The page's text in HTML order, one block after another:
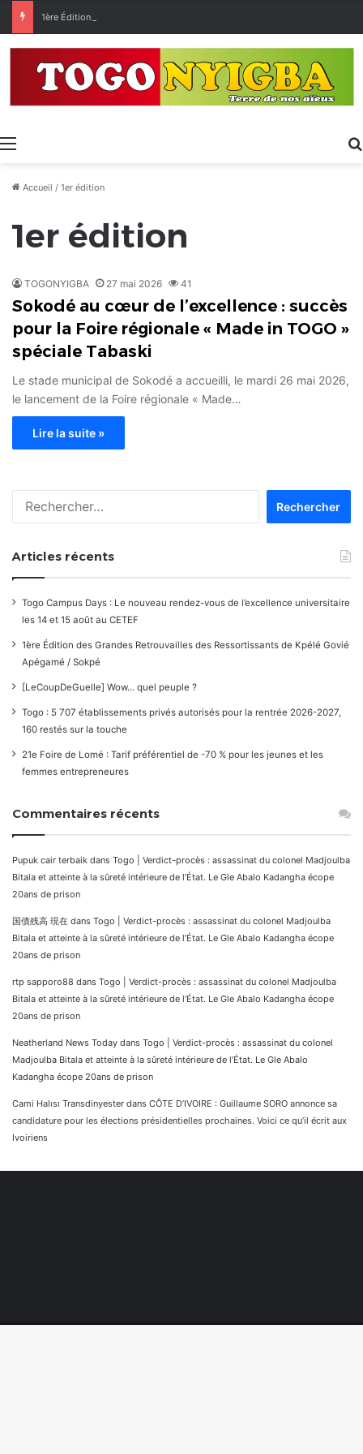
Menu
Accueil / 1er édition
1er édition
TOGONYIGBA 27 mai 2026 41
Sokodé au cœur de l’excellence : succès
pour la Foire régionale « Made in TOGO »
spéciale Tabaski
Le stade municipal de Sokodé a accueilli, le mardi 26 mai 2026,
le lancement de la Foire régionale « Made…
Lire la suite »
Articles récents
Togo Campus Days : Le nouveau rendez-vous de l’excellence universitaire
les 14 et 15 août au CETEF
1ère Édition des Grandes Retrouvailles des Ressortissants de Kpélé Govié
Apégamé / Sokpé
[LeCoupDeGuelle] Wow… quel peuple ?
Togo : 5 707 établissements privés autorisés pour la rentrée 2026-2027,
160 restés sur la touche
21e Foire de Lomé : Tarif préférentiel de -70 % pour les jeunes et les
femmes entrepreneures
Commentaires récents
Pupuk cair terbaik dans Togo | Verdict-procès : assassinat du colonel Madjoulba
Bitala et atteinte à la sûreté intérieure de l’État. Le Gle Abalo Kadangha écope
20ans de prison
国債残高 現在 dans Togo | Verdict-procès : assassinat du colonel Madjoulba
Bitala et atteinte à la sûreté intérieure de l’État. Le Gle Abalo Kadangha écope
20ans de prison
rtp sapporo88 dans Togo | Verdict-procès : assassinat du colonel Madjoulba
Bitala et atteinte à la sûreté intérieure de l’État. Le Gle Abalo Kadangha écope
20ans de prison
Neatherland News Today dans Togo | Verdict-procès : assassinat du colonel
Madjoulba Bitala et atteinte à la sûreté intérieure de l’État. Le Gle Abalo
Kadangha écope 20ans de prison
Cami Halısı Transdinyester dans CÔTE D’IVOIRE : Guillaume SORO annonce sa
candidature pour les élections présidentielles prochaines. Voici ce qu’il écrit aux
Ivoiriens